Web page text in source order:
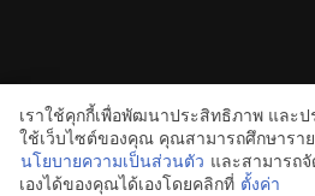
Copyright © 2026Link 95.5 คลื่นเพ
ลพบุรี . All rights
เราใช้คุกกี้เพื่อพัฒนาประสิทธิภาพ และ
ใช้เว็บไซต์ของคุณ คุณสามารถศึกษารา
นโยบายความเป็นส่วนตัว และสามารถ
เองได้ของคุณได้เองโดยคลิกที่ ตั้งค่า